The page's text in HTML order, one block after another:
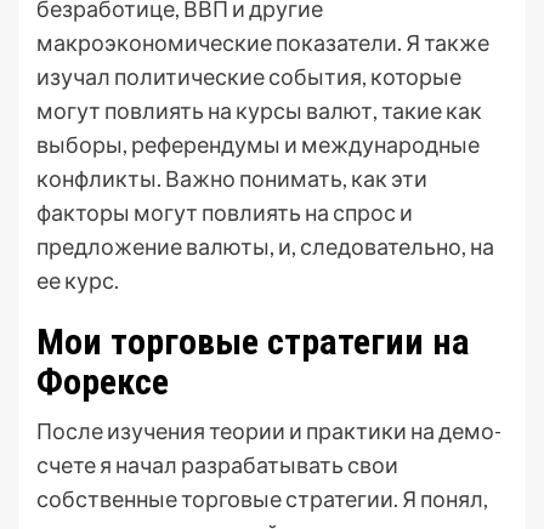
безработице, ВВП и другие
макроэкономические показатели. Я также
изучал политические события, которые
могут повлиять на курсы валют, такие как
выборы, референдумы и международные
конфликты. Важно понимать, как эти
факторы могут повлиять на спрос и
предложение валюты, и, следовательно, на
ее курс.
Мои торговые стратегии на
Форексе
После изучения теории и практики на демо-
счете я начал разрабатывать свои
собственные торговые стратегии. Я понял,